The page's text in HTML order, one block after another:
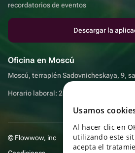
recordatorios de eventos
Descargar la
Oficina en Moscú
Moscú, terraplén Sadovnicheskaya, 9,
Horario laboral: 24 horas
© Flowwow, inc
Usamos
Al hacer clic en
utilizando este
acepta el